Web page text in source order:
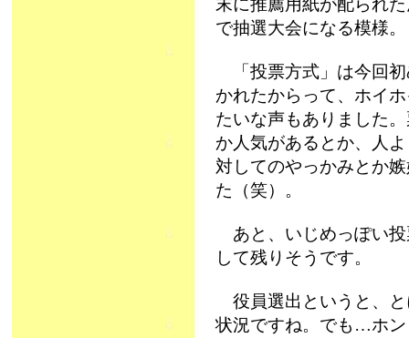
末に推薦用紙が配られ
で抽選大会になる模様。
「投票方式」は今回初
かれたからって、ホイ
たいな声もありました
か人気があるとか、人
対してのやっかみとか
た（笑）。
あと、いじめっぽい投
して残りそうです。
役員選出というと、と
状況ですね。でも…ホン